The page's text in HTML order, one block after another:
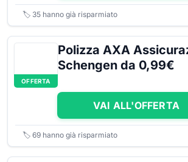
🏷️ 35 hanno già risparmiato
OFFERTA
Polizza AXA
Schengen da 0,99€
VAI ALL'OFFERTA
🏷️ 69 hanno già risparmiato